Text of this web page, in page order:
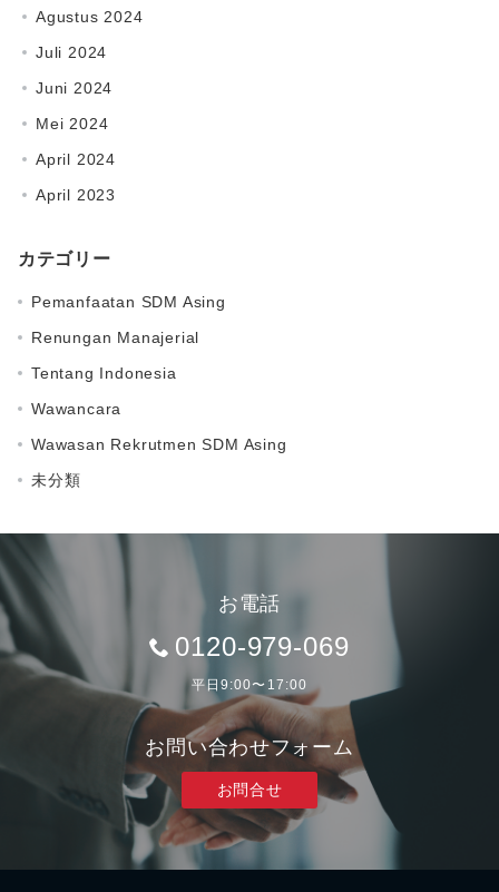
Agustus 2024
Juli 2024
Juni 2024
Mei 2024
April 2024
April 2023
カテゴリー
Pemanfaatan SDM Asing
Renungan Manajerial
Tentang Indonesia
Wawancara
Wawasan Rekrutmen SDM Asing
未分類
お電話
0120-979-069
平日9:00〜17:00
お問い合わせフォーム
お問合せ